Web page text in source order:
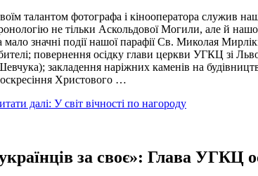
талантом фотографа і кінооператора служив
не тільки Аскольдової Могили, але й
мало значні події нашої парафії Св. Миколая
повернення осідку глави церкви УГКЦ зі
закладення наріжних каменів на
Христового …
далі: У світ вічності по нагороду
за своє»: Глава